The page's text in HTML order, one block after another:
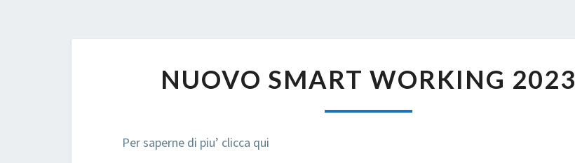
SMART
2023
NUOVO SMART WORKING 2023
Per saperne di piu’ clicca qui